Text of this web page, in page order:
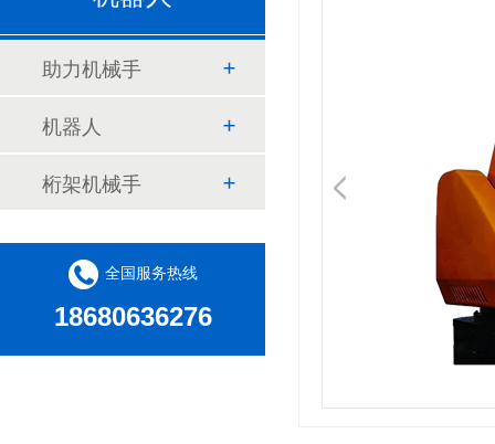
助力机械手
机器人
桁架机械手
全国服务热线
18680636276